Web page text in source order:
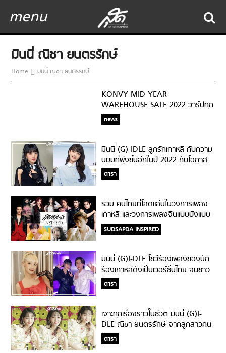
menu
มินนี่ ณิชา ยนตรรักษ์
Home มินนี่ ณิชา ยนตรรักษ์
KONVY MID YEAR
WAREHOUSE SALE 2022 วาร์ปทุก
Warehouse ช้อปมันส์ทุกโปร ลด
สูงสุด 90%
news
มินนี่ (G)-IDLE ลูกรักเกาหลี กับความ
นิยมที่พุ่งขึ้นอีกในปี 2022 กับโอกาส
งานเพลงที่พุ่งเข้าใส่รัวๆ
ดารา
รวม คนไทยที่โลดแล่นในวงการเพลง
เกาหลี และวงการเพลงจีนแบบปังแบบ
สับ
SUDSAPDA INSPIRED
มินนี่ (G)I-DLE โชว์ร้องเพลงของนัก
ร้องเกาหลีดังเป็นเวอร์ชั่นไทย จนชาว
เกาหลีแห่คอมเมนต์อวยยศถล่มทลาย!
ดารา
เจาะทุกเรื่องราวในชีวิต มินนี่ (G)I-
DLE ณิชา ยนตรรักษ์ จากลูกสาวคน
เล็กของครอบครัว สู่เส้นทางไอดอล
เกาหลี
ดารา